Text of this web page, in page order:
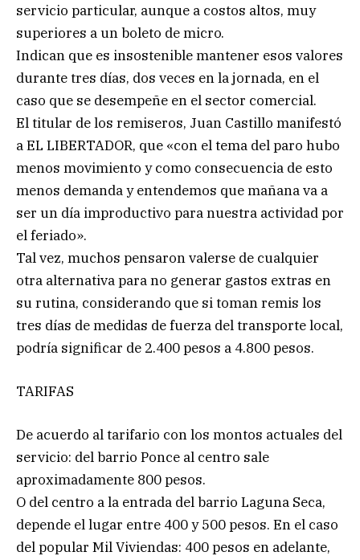
servicio particular, aunque a costos altos, muy
superiores a un boleto de micro.
Indican que es insostenible mantener esos valores
durante tres días, dos veces en la jornada, en el
caso que se desempeñe en el sector comercial.
El titular de los remiseros, Juan Castillo manifestó
a EL LIBERTADOR, que «con el tema del paro hubo
menos movimiento y como consecuencia de esto
menos demanda y entendemos que mañana va a
ser un día improductivo para nuestra actividad por
el feriado».
Tal vez, muchos pensaron valerse de cualquier
otra alternativa para no generar gastos extras en
su rutina, considerando que si toman remis los
tres días de medidas de fuerza del transporte local,
podría significar de 2.400 pesos a 4.800 pesos.
TARIFAS
De acuerdo al tarifario con los montos actuales del
servicio: del barrio Ponce al centro sale
aproximadamente 800 pesos.
O del centro a la entrada del barrio Laguna Seca,
depende el lugar entre 400 y 500 pesos. En el caso
del popular Mil Viviendas: 400 pesos en adelante,